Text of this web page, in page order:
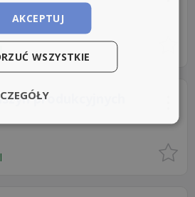
produkcyjnych
AKCEPTUJ
WSZYSTKIE